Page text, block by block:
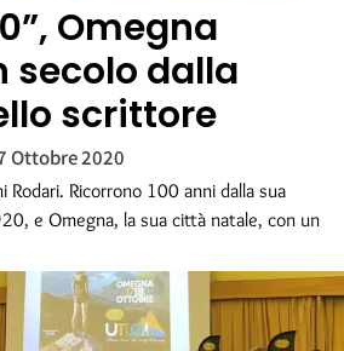
Omegna
secolo dalla
scrittore
Ottobre 2020
Rodari. Ricorrono 100 anni dalla sua
e Omegna, la sua città natale, con un